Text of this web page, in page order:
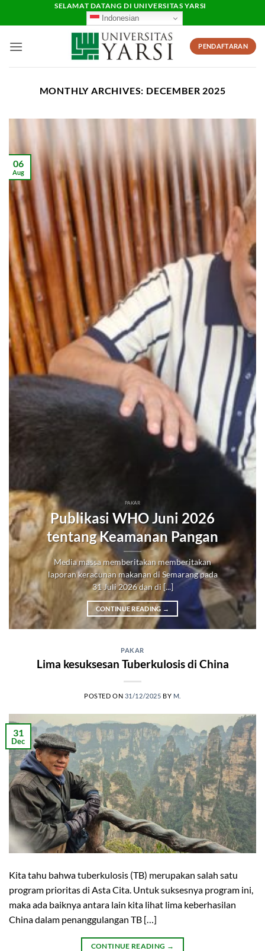
SELAMAT DATANG DI UNIVERSITAS YARSI
Indonesian
PENDAFTARAN
MONTHLY ARCHIVES: DECEMBER 2025
PAKAR
Publikasi WHO Juni 2026
tentang Keamanan Pangan
Media massa memberitakan memberitakan
laporan keracunan makanan di Semarang pada
31 Juli 2026 dan di [...]
CONTINUE READING →
06
Aug
PAKAR
Lima kesuksesan Tuberkulosis di China
POSTED ON 31/12/2025 BY M.
31
Dec
Kita tahu bahwa tuberkulosis (TB) merupakan salah satu
program prioritas di Asta Cita. Untuk suksesnya program ini,
maka ada baiknya antara lain kita lihat lima keberhasilan
China dalam penanggulangan TB […]
CONTINUE READING →